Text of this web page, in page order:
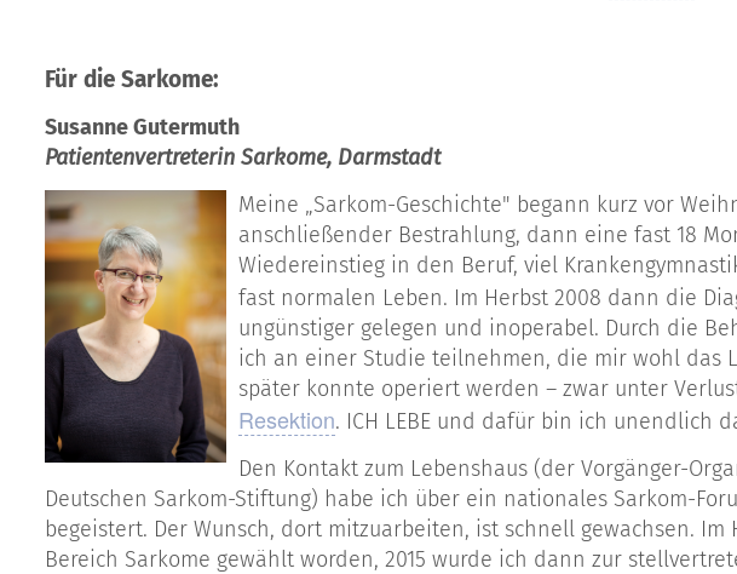
Für die Sarkome:
Susanne Gutermuth
Patientenvertreterin Sarkome, Darmstadt
Meine „Sarkom-Geschichte" begann kurz vor
anschließender Bestrahlung, dann eine fast 18
Wiedereinstieg in den Beruf, viel
fast normalen Leben. Im Herbst 2008 dann die
ungünstiger gelegen und inoperabel. Durch die
ich an einer Studie teilnehmen, die mir wohl das
später konnte operiert werden – zwar unter
Resektion. ICH LEBE und dafür bin ich unendlich
Den Kontakt zum Lebenshaus (der Vorgänger-
Deutschen Sarkom-Stiftung) habe ich über ein nationales Sarkom-
begeistert. Der Wunsch, dort mitzuarbeiten, ist schnell gewachsen.
Bereich Sarkome gewählt worden, 2015 wurde ich dann zur